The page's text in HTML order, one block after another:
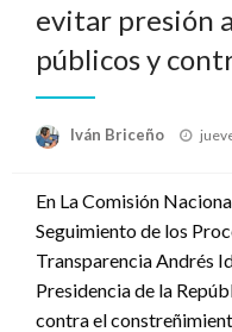
evitar presión
públicos y
Iván Briceño
En La Comisión
Seguimiento de los
Transparencia Andrés
Presidencia de la
contra el